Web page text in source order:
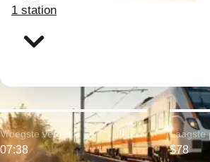
1 station
Vroegste vertrek:
07:38
Laagste
$78